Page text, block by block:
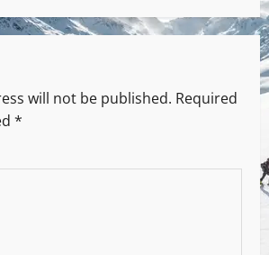
will not be published. Required
*